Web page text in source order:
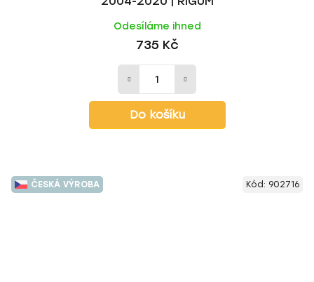
Odesíláme ihned
735 Kč
Do košíku
ČESKÁ VÝROBA Kód: 902716